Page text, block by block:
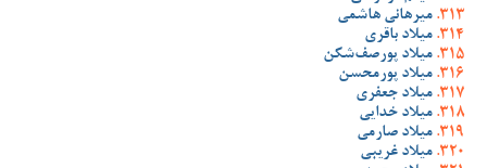
میرهانی هاشمی
میلاد باقری
میلاد پورصف‌شکن
میلاد پورمحسن
میلاد جعفری
میلاد خدایی
میلاد صارمی
میلاد غریبی